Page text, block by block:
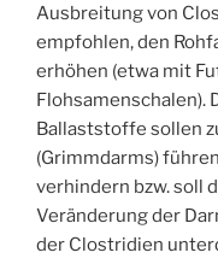
Ausbreitung von
empfohlen, den
erhöhen (etwa mit
Flohsamenschalen).
Ballaststoffe sollen
(Grimmdarms)
verhindern bzw. soll
Veränderung der
der Clostridien